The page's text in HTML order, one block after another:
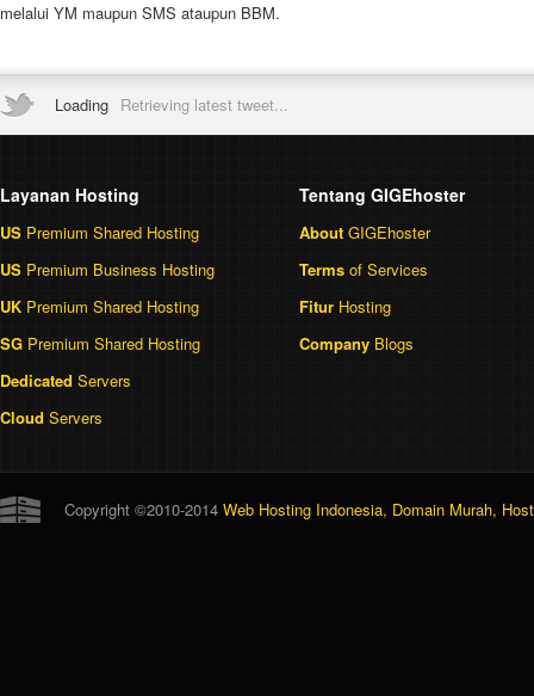
melalui YM maupun SMS ataupun BBM.
Loading Retrieving latest tweet...
Layanan Hosting
US Premium Shared Hosting
US Premium Business Hosting
UK Premium Shared Hosting
SG Premium Shared Hosting
Dedicated Servers
Cloud Servers
Tentang GIGEhoster
About GIGEhoster
Terms of Services
Fitur Hosting
Company Blogs
Copyright ©2010-2014 Web Hosting Indonesia, Domain Murah,